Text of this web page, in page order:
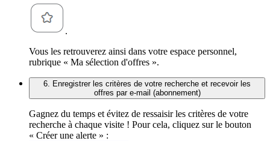
.
Vous les retrouverez ainsi dans votre espace personnel,
rubrique « Ma sélection d'offres ».
6. Enregistrer les critères de votre recherche et recevoir les
offres par e-mail (abonnement)
Gagnez du temps et évitez de ressaisir les critères de votre
recherche à chaque visite ! Pour cela, cliquez sur le bouton
« Créer une alerte » :